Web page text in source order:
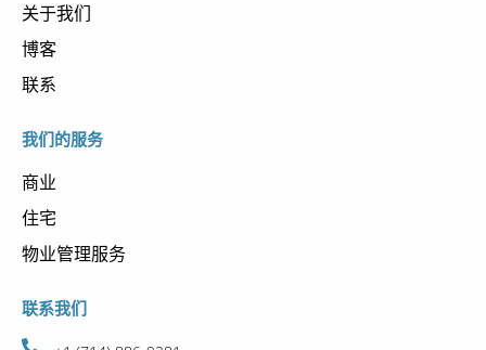
关于我们
博客
联系
我们的服务
商业
住宅
物业管理服务
联系我们